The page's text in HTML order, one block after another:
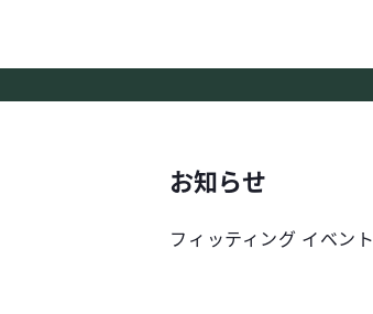
お知らせ
フィッティング イベント